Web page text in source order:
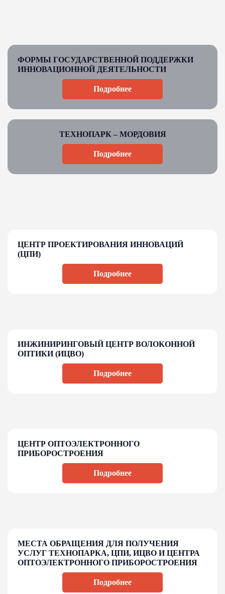
ФОРМЫ ГОСУДАРСТВЕННОЙ ПОДДЕРЖКИ
ИННОВАЦИОННОЙ ДЕЯТЕЛЬНОСТИ
Подробнее
ТЕХНОПАРК – МОРДОВИЯ
Подробнее
ЦЕНТР ПРОЕКТИРОВАНИЯ ИННОВАЦИЙ
(ЦПИ)
Подробнее
ИНЖИНИРИНГОВЫЙ ЦЕНТР ВОЛОКОННОЙ
ОПТИКИ (ИЦВО)
Подробнее
ЦЕНТР ОПТОЭЛЕКТРОННОГО
ПРИБОРОСТРОЕНИЯ
Подробнее
МЕСТА ОБРАЩЕНИЯ ДЛЯ ПОЛУЧЕНИЯ
УСЛУГ ТЕХНОПАРКА, ЦПИ, ИЦВО И ЦЕНТРА
ОПТОЭЛЕКТРОННОГО ПРИБОРОСТРОЕНИЯ
Подробнее